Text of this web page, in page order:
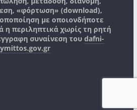
«φόρτωση» (download),
με οποιονδήποτε
η περιληπτικά χωρίς τη ρητή
συναίνεση του dafni-
ymittos.gov.gr